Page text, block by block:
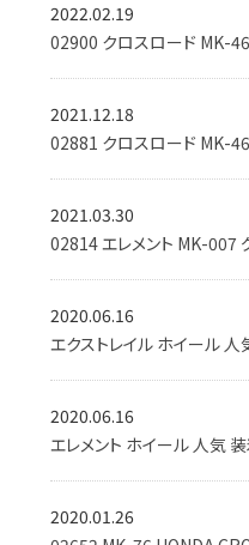
2022.02.19
02900 クロスロード MK-46
2021.12.18
02881 クロスロード MK-46
2021.03.30
02814 エレメント MK-007
2020.06.16
エクストレイル ホイール
2020.06.16
エレメント ホイール 人気
2020.01.26